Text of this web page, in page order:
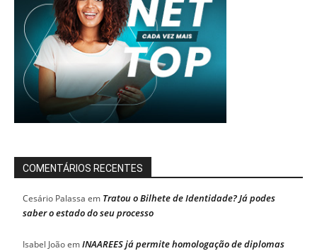
COMENTÁRIOS RECENTES
Cesário Palassa em Tratou o Bilhete de Identidade? Já podes
saber o estado do seu processo
Isabel JoãoemINAAREES já permite homologação de diplomas